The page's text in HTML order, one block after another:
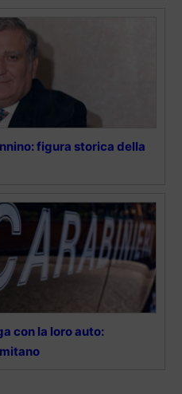
figura storica della
con la loro auto: